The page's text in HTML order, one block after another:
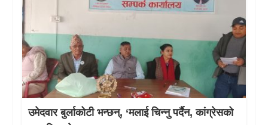
उमेदवार बुर्लाकोटी भन्छन्, ‘मलाई चिन्नु पर्दैन, कांग्रेसको